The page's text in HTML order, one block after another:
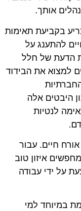
אותך.
בקביעת תאימות
להתענג על
הדעת של חלל
למצוא את הבידוד
היבטים אלה
לנטיות
חיים. עבור
איזון טוב
על ידי עבודה
במיוחד למי